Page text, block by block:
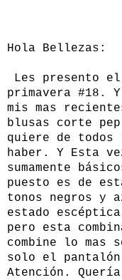
Hola Bellezas:
Les presento
primavera #18.
mis mas
blusas corte
quiere de todos
haber. Y Esta
sumamente
puesto es de
tonos negros y
estado
pero esta
combine lo mas
solo el
Atención.